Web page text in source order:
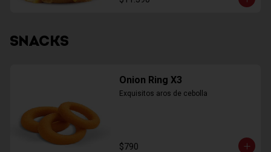
SNACKS
Onion Ring X3
Exquisitos aros de cebolla
$790